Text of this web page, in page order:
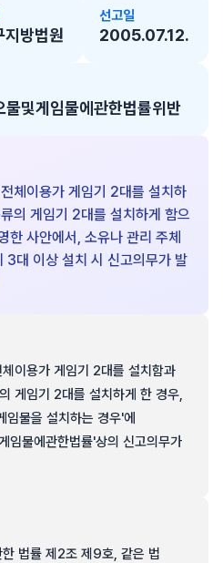
지방법원
선고일
2005.07.12.
물및게임물에관한법률위반
체이용가 게임기 2대를 설치하
의 게임기 2대를 설치하게 함으
한 사안에서, 소유나 관리 주체
3대 이상 설치 시 신고의무가 발
이용가 게임기 2대를 설치함과
게임기 2대를 설치하게 한 경우,
임물을 설치하는 경우'에
임물에관한법률'상의 신고의무가
한 법률 제2조 제9호, 같은 법